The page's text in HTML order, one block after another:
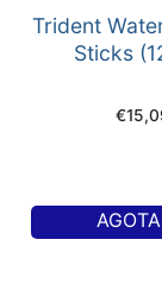
Trident
Sticks
€